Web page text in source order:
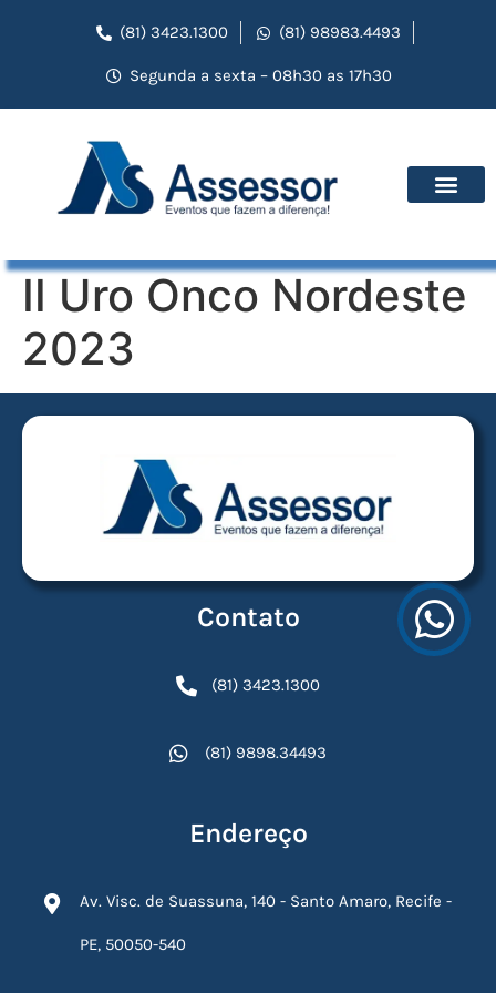
(81) 3423.1300 (81) 98983.4493
Segunda a sexta – 08h30 as 17h30
II Uro Onco Nordeste
2023
Contato
(81) 3423.1300
(81) 9898.34493
Endereço
Av. Visc. de Suassuna, 140 - Santo Amaro, Recife -
PE, 50050-540